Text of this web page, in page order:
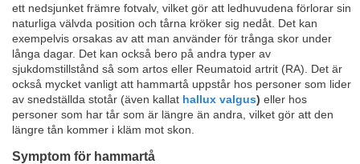
ett nedsjunket främre fotvalv, vilket gör att ledhuvudena förlorar sin
naturliga välvda position och tårna kröker sig nedåt. Det kan
exempelvis orsakas av att man använder för trånga skor under
långa dagar. Det kan också bero på andra typer av
sjukdomstillstånd så som artos eller Reumatoid artrit (RA). Det är
också mycket vanligt att hammartå uppstår hos personer som lider
av snedställda stotår (även kallat hallux valgus) eller hos
personer som har tår som är längre än andra, vilket gör att den
längre tån kommer i kläm mot skon.
Symptom för hammartå